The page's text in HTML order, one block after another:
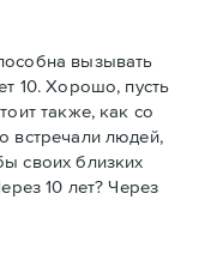
вызывать
10. Хорошо, пусть
также, как со
встречали людей,
своих близких
10 лет? Через